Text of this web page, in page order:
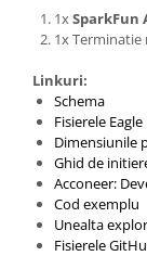
1x SparkFun
1x Terminatie
Linkuri:
Schema
Fisierele Eagle
Dimensiunile
Ghid de
Acconeer:
Cod exemplu
Unealta
Fisierele